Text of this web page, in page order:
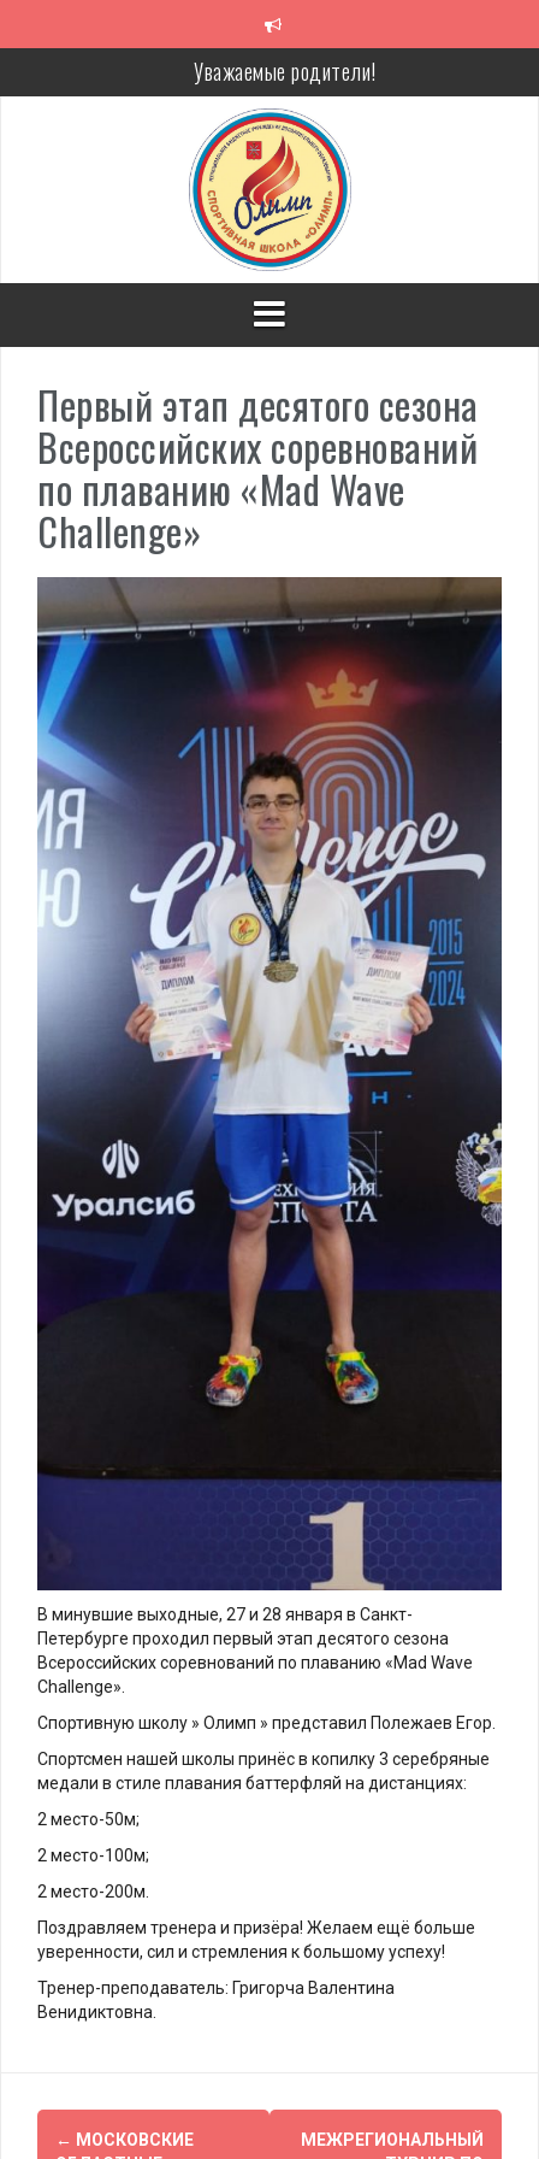
Уважаемые родители!
Алкоголь — путь в никуда
Решение спора без суда
Проголосуй за объекты благоустройства!
Первый этап десятого сезона
Всероссийских соревнований
по плаванию «Mad Wave
Challenge»
В минувшие выходные, 27 и 28 января в Санкт-
Петербурге проходил первый этап десятого сезона
Всероссийских соревнований по плаванию «Mad Wave
Challenge».
Спортивную школу » Олимп » представил Полежаев Егор.
Спортсмен нашей школы принёс в копилку 3 серебряные
медали в стиле плавания баттерфляй на дистанциях:
2 место-50м;
2 место-100м;
2 место-200м.
Поздравляем тренера и призёра! Желаем ещё больше
уверенности, сил и стремления к большому успеху!
Тренер-преподаватель: Григорча Валентина
Венидиктовна.
Навигация
← МОСКОВСКИЕ
МЕЖРЕГИОНАЛЬНЫЙ